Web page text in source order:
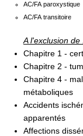
AC/FA paroxystique
AC/FA transitoire
A l'exclusion de
Chapitre 1 -
Chapitre 2 -
Chapitre 4 -
métaboliques
Accidents
apparentés
Affections